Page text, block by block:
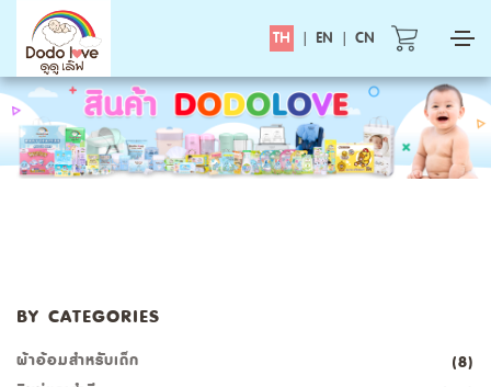
TH | EN | CN
BY CATEGORIES
ผ้าอ้อมสำหรับเด็ก
(8)